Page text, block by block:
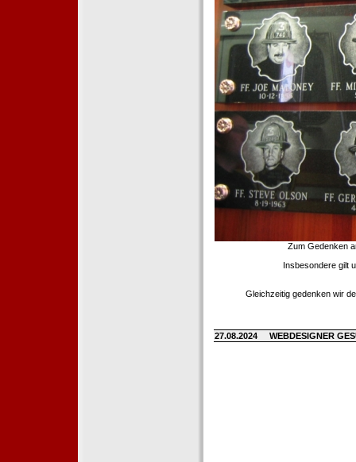
Zum Gedenken
Insbesondere gilt
Gleichzeitig gedenken wir
27.08.2024 WEBDESIGNER